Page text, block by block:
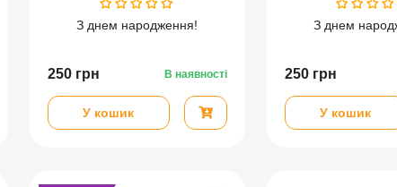
З днем народження!
250 грн В наявності
У кошик
З днем
250 грн
У кошик